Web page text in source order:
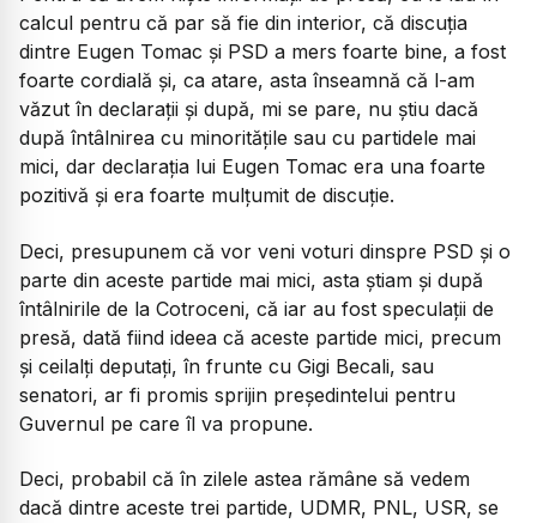
calcul pentru că par să fie din interior, că discuția
dintre Eugen Tomac și PSD a mers foarte bine, a fost
foarte cordială și, ca atare, asta înseamnă că l-am
văzut în declarații și după, mi se pare, nu știu dacă
după întâlnirea cu minoritățile sau cu partidele mai
mici, dar declarația lui Eugen Tomac era una foarte
pozitivă și era foarte mulțumit de discuție.
Deci, presupunem că vor veni voturi dinspre PSD și o
parte din aceste partide mai mici, asta știam și după
întâlnirile de la Cotroceni, că iar au fost speculații de
presă, dată fiind ideea că aceste partide mici, precum
și ceilalți deputați, în frunte cu Gigi Becali, sau
senatori, ar fi promis sprijin președintelui pentru
Guvernul pe care îl va propune.
Deci, probabil că în zilele astea rămâne să vedem
dacă dintre aceste trei partide, UDMR, PNL, USR, se